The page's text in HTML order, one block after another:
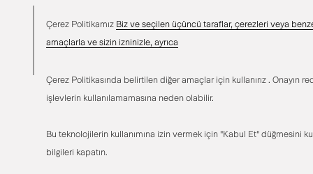
sürdürülebilirlik anlayışı oluşturmak,
Çalışanların kuruma olan memnuniyet ve aidiyetlerini
Şirketimizde Toplumsal Cinsiyet Eşitliği ve/veya cinsiyet
sürecinde ve işe alımdan sonraki aşamalarda cinsiyetçi bir
yaklaşımdan uzak durularak pozitif ayrımcılık yapmak,
Çerez Politikamız Biz ve seçilen üçüncü taraflar, çerezleri veya
amaçlarla ve sizin izninizle, ayrıca
Çerez Politikasında belirtilen diğer amaçlar için kullanırız . Onayın
işlevlerin kullanılamamasına neden olabilir.
Bu teknolojilerin kullanımına izin vermek için "Kabul Et" düğmesini
bilgileri kapatın.